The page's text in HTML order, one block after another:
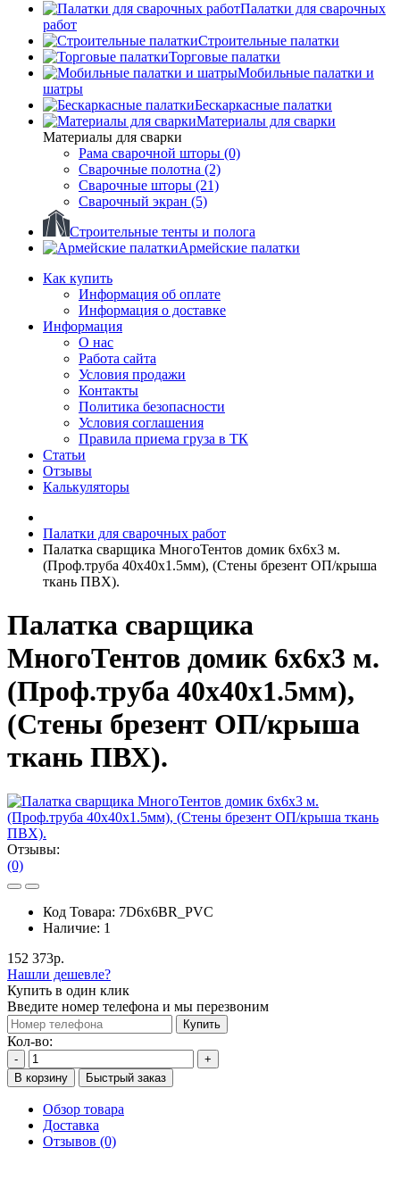
Палатки для сварочных
работ
Строительные палатки
Торговые палатки
Мобильные палатки и
шатры
Бескаркасные палатки
Материалы для сварки
Материалы для сварки
Рама сварочной шторы (0)
Сварочные полотна (2)
Сварочные шторы (21)
Сварочный экран (5)
Строительные тенты и полога
Армейские палатки
Как купить
Информация об оплате
Информация о доставке
Информация
О нас
Работа сайта
Условия продажи
Контакты
Политика безопасности
Условия соглашения
Правила приема груза в ТК
Статьи
Отзывы
Калькуляторы
Палатки для сварочных работ
Палатка сварщика МногоТентов домик 6х6х3 м.
(Проф.труба 40х40х1.5мм), (Стены брезент ОП/крыша
ткань ПВХ).
Палатка сварщика
МногоТентов домик 6х6х3 м.
(Проф.труба 40х40х1.5мм),
(Стены брезент ОП/крыша
ткань ПВХ).
Отзывы:
(0)
Код Товара: 7D6x6BR_PVC
Наличие: 1
152 373р.
Нашли дешевле?
Купить в один клик
Введите номер телефона и мы перезвоним
Купить
Кол-во:
-
+
В корзину
Быстрый заказ
Обзор товара
Доставка
Отзывов (0)